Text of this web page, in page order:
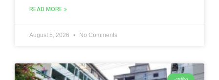
READ MORE »
August 5, 2026 No Comments